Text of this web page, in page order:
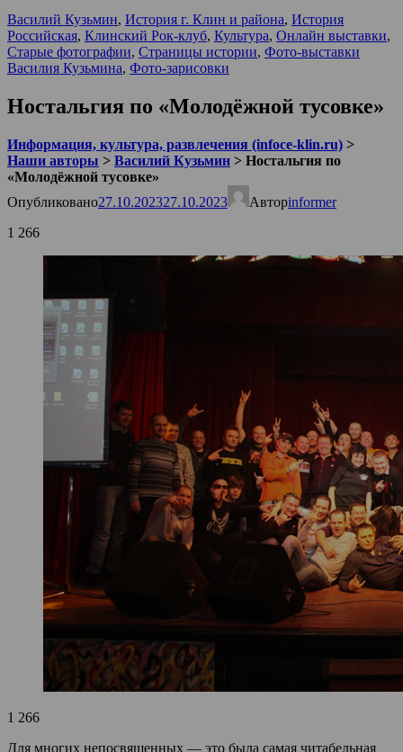
Василий Кузьмин, История г. Клин и района, История
Российская, Клинский Рок-клуб, Культура, Онлайн выставки,
Старые фотографии, Страницы истории, Фото-выставки
Василия Кузьмина, Фото-зарисовки
Ностальгия по «Молодёжной тусовке»
Информация, культура, развлечения (infoce-klin.ru) >
Наши авторы > Василий Кузьмин > Ностальгия по
«Молодёжной тусовке»
Опубликовано27.10.202327.10.2023 Авторinformer
1 266
1 266
Для многих непосвященных — это была самая читабельная